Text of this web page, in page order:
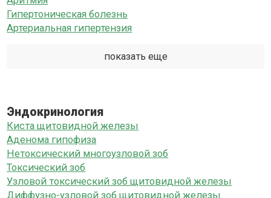
Гипертоническая болезнь
Артериальная гипертензия
показать еще
Эндокринология
Киста щитовидной железы
Аденома гипофиза
Нетоксический многоузловой зоб
Токсический зоб
Узловой токсический зоб щитовидной железы
Диффузно-узловой зоб щитовидной железы